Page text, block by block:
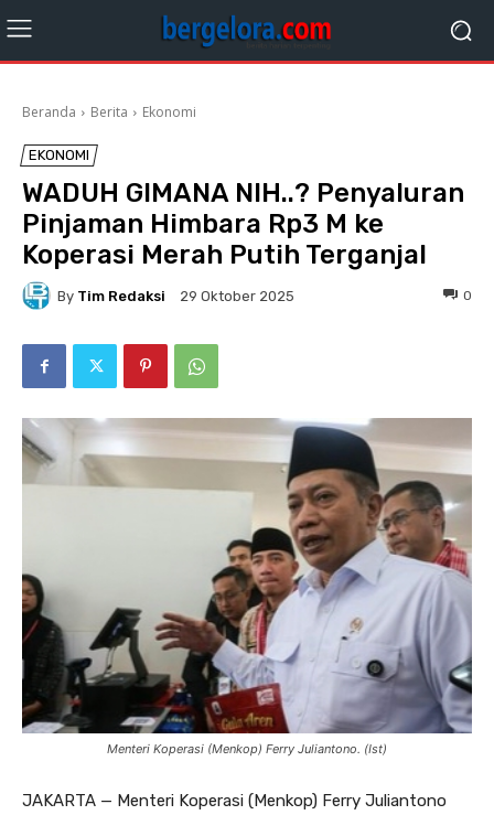
Beranda Berita Ekonomi
EKONOMI
WADUH GIMANA NIH..? Penyaluran
Pinjaman Himbara Rp3 M ke
Koperasi Merah Putih Terganjal
By Tim Redaksi 29 Oktober 2025 0
Menteri Koperasi (Menkop) Ferry Juliantono. (Ist)
JAKARTA — Menteri Koperasi (Menkop) Ferry Juliantono